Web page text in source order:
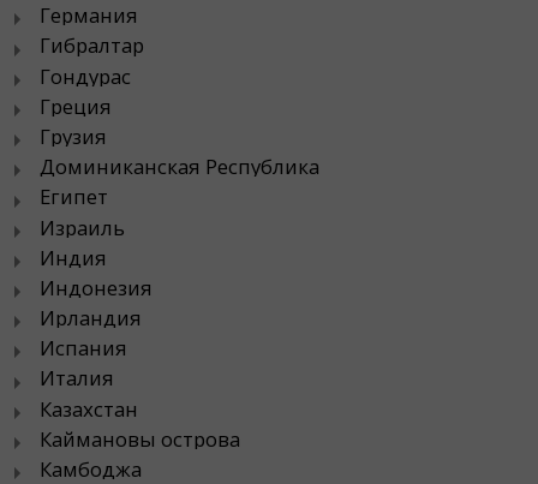
Германия
Гибралтар
Гондурас
Греция
Грузия
Доминиканская Республика
Египет
Израиль
Индия
Индонезия
Ирландия
Испания
Италия
Казахстан
Каймановы острова
Камбоджа